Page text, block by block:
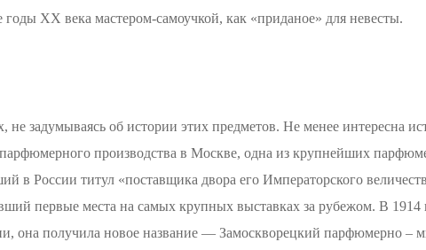
ХХ века мастером-самоучкой, как «приданое» для невесты.
задумываясь об истории этих предметов. Не менее интересна
производства в Москве, одна из крупнейших
в России титул «поставщика двора его Императорского
первые места на самых крупных выставках за рубежом. В 1914
она получила новое название — Замоскворецкий парфюмерно